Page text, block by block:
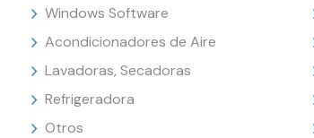
Windows Software
Acondicionadores de Aire
Lavadoras, Secadoras
Refrigeradora
Otros